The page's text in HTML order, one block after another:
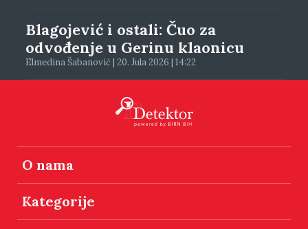
Blagojević i ostali: Čuo za
odvođenje u Gerinu klaonicu
Elmedina Šabanović | 20. Jula 2026 | 14:22
O nama
Kategorije